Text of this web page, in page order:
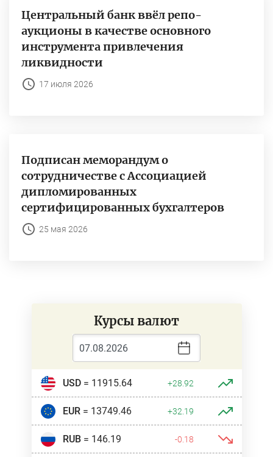
Центральный банк ввёл репо-
аукционы в качестве основного
инструмента привлечения
ликвидности
17 июля 2026
Подписан меморандум о
сотрудничестве с Ассоциацией
дипломированных
сертифицированных бухгалтеров
25 мая 2026
Курсы валют
USD= 11915.64 +28.92
EUR= 13749.46 +32.19
RUB= 146.19 -0.18